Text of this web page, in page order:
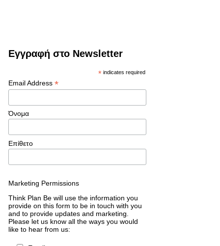
Εγγραφή στο Newsletter
* indicates required
Email Address *
Όνομα
Επίθετο
Marketing Permissions
Think Plan Be will use the information you
provide on this form to be in touch with you
and to provide updates and marketing.
Please let us know all the ways you would
like to hear from us: